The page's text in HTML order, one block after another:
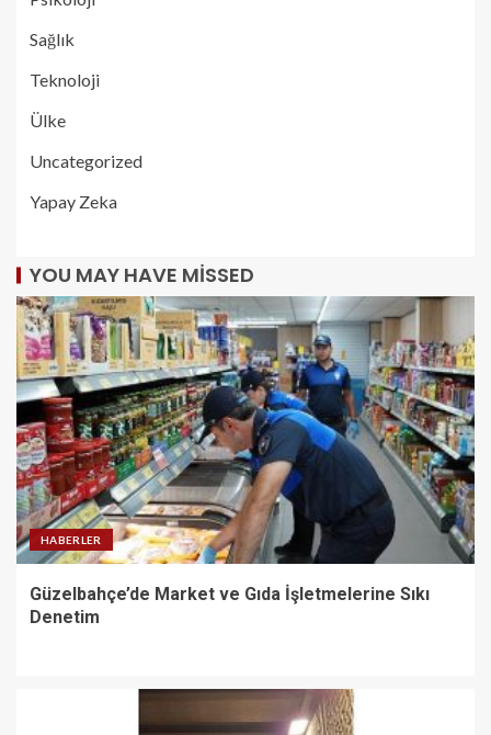
Sağlık
Teknoloji
Ülke
Uncategorized
Yapay Zeka
YOU MAY HAVE MISSED
HABERLER
Güzelbahçe’de Market ve Gıda İşletmelerine Sıkı
Denetim